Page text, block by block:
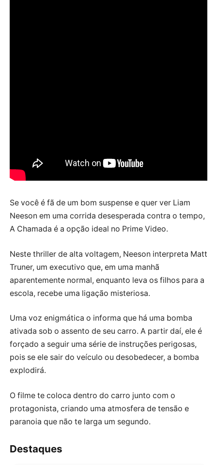
Se você é fã de um bom suspense e quer ver Liam
Neeson em uma corrida desesperada contra o tempo,
A Chamada é a opção ideal no Prime Video.
Neste thriller de alta voltagem, Neeson interpreta Matt
Truner, um executivo que, em uma manhã
aparentemente normal, enquanto leva os filhos para a
escola, recebe uma ligação misteriosa.
Uma voz enigmática o informa que há uma bomba
ativada sob o assento de seu carro. A partir daí, ele é
forçado a seguir uma série de instruções perigosas,
pois se ele sair do veículo ou desobedecer, a bomba
explodirá.
O filme te coloca dentro do carro junto com o
protagonista, criando uma atmosfera de tensão e
paranoia que não te larga um segundo.
Destaques